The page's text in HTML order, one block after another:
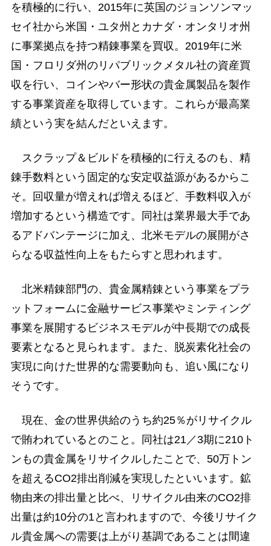
を積極的に行い、2015年に英国のジョンソンマッ
セイ社から米国・ユタ州とカナダ・オンタリオ州
に事業拠点を持つ精錬事業を買収。2019年に米
国・フロリダ州のリパブリックメタル社の資産買
収を行い、コインやバー形状の貴金属製品を製作
する事業資産を取得しています。これらが最高業
績という実を結んだといえます。
スクラップ＆ビルドを積極的に行えるのも、精
錬手数料という固定的な安定収益源があるからこ
そ。回収量が増えれば増えるほど、手数料収入が
増加するという構造です。同社は業界最大手であ
るアドバンテージに加え、北米モデルの展開がさ
らなる収益性向上をもたらすと思われます。
北米精錬部門の、貴金属精錬という事業をプラ
ットフォームに金融サービス事業やミンティング
事業を展開するビジネスモデルが中長期での成長
要素となると見られます。また、脱炭素化社会の
実現に向けた世界的な需要動向も、追い風になり
そうです。
現在、金の世界供給のうち約25％がリサイクル
で賄われているとのこと。同社は21／3期に210ト
ンもの貴金属をリサイクルしたことで、50万トン
を超えるCO2排出削減を実現したといいます。鉱
物由来の排出量と比べ、リサイクル由来のCO2排
出量は約10分の1と言われますので、今後リサイク
ル貴金属への需要は上がり基調であることは間違